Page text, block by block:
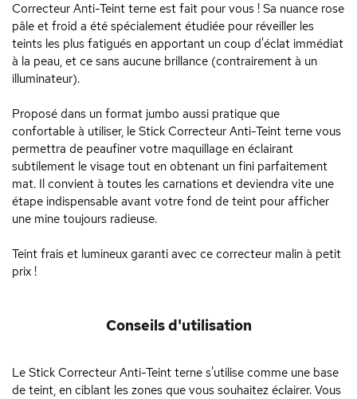
Correcteur Anti-Teint terne est fait pour vous ! Sa nuance rose
pâle et froid a été spécialement étudiée pour réveiller les
teints les plus fatigués en apportant un coup d'éclat immédiat
à la peau, et ce sans aucune brillance (contrairement à un
illuminateur).
Proposé dans un format jumbo aussi pratique que
confortable à utiliser, le Stick Correcteur Anti-Teint terne vous
permettra de peaufiner votre maquillage en éclairant
subtilement le visage tout en obtenant un fini parfaitement
mat. Il convient à toutes les carnations et deviendra vite une
étape indispensable avant votre fond de teint pour afficher
une mine toujours radieuse.
Teint frais et lumineux garanti avec ce correcteur malin à petit
prix !
Conseils d'utilisation
Le Stick Correcteur Anti-Teint terne s'utilise comme une base
de teint, en ciblant les zones que vous souhaitez éclairer. Vous